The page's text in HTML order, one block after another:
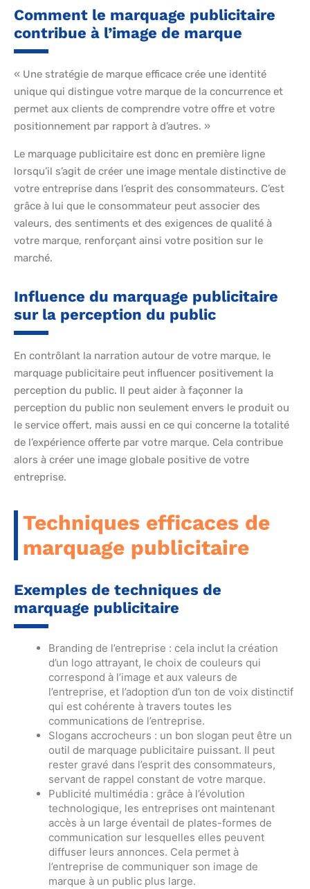
Comment le marquage publicitaire
contribue à l’image de marque
« Une stratégie de marque efficace crée une identité
unique qui distingue votre marque de la concurrence et
permet aux clients de comprendre votre offre et votre
positionnement par rapport à d’autres. »
Le marquage publicitaire est donc en première ligne
lorsqu’il s’agit de créer une image mentale distinctive de
votre entreprise dans l’esprit des consommateurs. C’est
grâce à lui que le consommateur peut associer des
valeurs, des sentiments et des exigences de qualité à
votre marque, renforçant ainsi votre position sur le
marché.
Influence du marquage publicitaire
sur la perception du public
En contrôlant la narration autour de votre marque, le
marquage publicitaire peut influencer positivement la
perception du public. Il peut aider à façonner la
perception du public non seulement envers le produit ou
le service offert, mais aussi en ce qui concerne la totalité
de l’expérience offerte par votre marque. Cela contribue
alors à créer une image globale positive de votre
entreprise.
Techniques efficaces de
marquage publicitaire
Exemples de techniques de
marquage publicitaire
Branding de l’entreprise : cela inclut la création
d’un logo attrayant, le choix de couleurs qui
correspond à l’image et aux valeurs de
l’entreprise, et l’adoption d’un ton de voix distinctif
qui est cohérente à travers toutes les
communications de l’entreprise.
Slogans accrocheurs : un bon slogan peut être un
outil de marquage publicitaire puissant. Il peut
rester gravé dans l’esprit des consommateurs,
servant de rappel constant de votre marque.
Publicité multimédia : grâce à l’évolution
technologique, les entreprises ont maintenant
accès à un large éventail de plates-formes de
communication sur lesquelles elles peuvent
diffuser leurs annonces. Cela permet à
l’entreprise de communiquer son image de
marque à un public plus large.